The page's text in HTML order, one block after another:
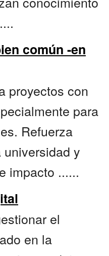
común -en
proyectos con
para
Refuerza
y
impacto ......
el
en la